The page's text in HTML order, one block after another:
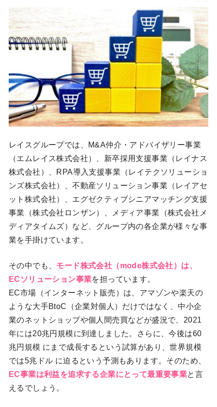
レイスグループでは、M&A仲介・アドバイザリー事業
（エムレイス株式会社）、新卒採用支援事業（レイナス
株式会社）、RPA導入支援事業（レイテクソリューショ
ンズ株式会社）、不動産ソリューション事業（レイアセ
ット株式会社）、エグゼクティブシニアマッチング支援
事業（株式会社ロンザン）、メディア事業（株式会社メ
ディアタイムズ）など、グループ内の各企業が様々な事
業を手掛けています。
その中でも、 モード株式会社（mode株式会社）は、
ECソリューション事業を担っています。
EC市場（インターネット販売）は、アマゾンや楽天の
ような大手BtoC（企業対個人）だけではなく、中小企
業のネットショップや個人間売買などが盛況で、2021
年には20兆円規模に到達しました。さらに、今後は60
兆円規模 にまで成長するという試算があり、世界規模
では5兆ドル に迫るという予測もあります。そのため、
EC事業は利益を追求する企業にとって最重要事業と言
えるでしょう。